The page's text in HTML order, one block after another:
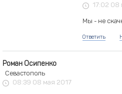
17:02 08
Мы - не
Ответить
Роман Осипенко
Севастополь
08:39 08 мая 2017